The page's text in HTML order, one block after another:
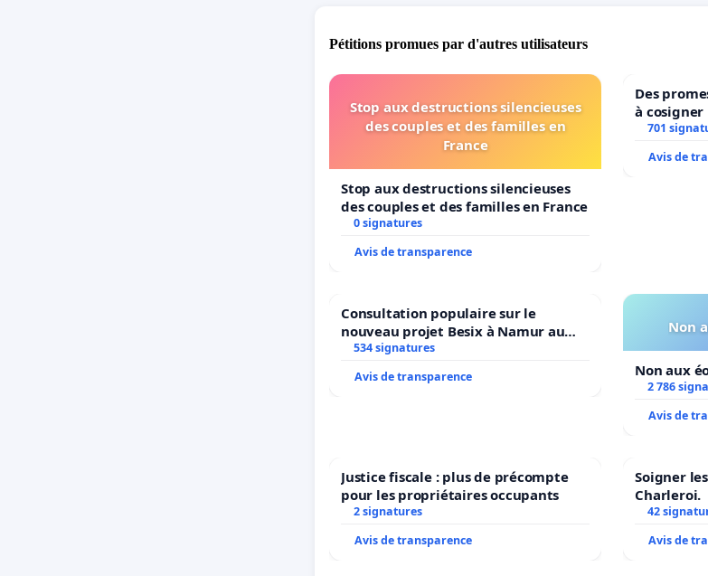
Pétitions promues par d'autres utilisateurs
Stop aux destructions silencieuses
des couples et des familles en
France
Stop aux destructions silencieuses
des couples et des familles en France
0 signatures
Avis de transparence
Des
à
ministres
701
Avis de
Consultation populaire sur le
nouveau projet Besix à Namur au
Parc Léopold ?
534 signatures
Avis de transparence
Non
Non aux
2 786
Avis de
Justice fiscale : plus de précompte
pour les propriétaires occupants
2 signatures
Avis de transparence
Soigner
Charleroi.
42
Avis de